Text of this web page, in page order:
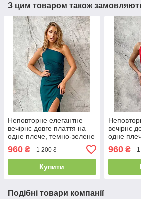
З цим товаром також
Неповторне елегантне
вечірнє довге плаття на
одне плече, темно-зелене
960 ₴ 1 200 ₴
Купити
вечірнє
одне
960₴ 1
Подібні товари компанії